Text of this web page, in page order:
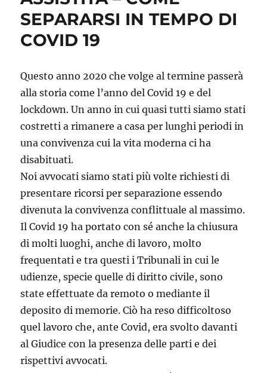
SEPARARSI IN TEMPO DI
COVID 19
Questo anno 2020 che volge al termine passerà
alla storia come l’anno del Covid 19 e del
lockdown. Un anno in cui quasi tutti siamo stati
costretti a rimanere a casa per lunghi periodi in
una convivenza cui la vita moderna ci ha
disabituati.
Noi avvocati siamo stati più volte richiesti di
presentare ricorsi per separazione essendo
divenuta la convivenza conflittuale al massimo.
Il Covid 19 ha portato con sé anche la chiusura
di molti luoghi, anche di lavoro, molto
frequentati e tra questi i Tribunali in cui le
udienze, specie quelle di diritto civile, sono
state effettuate da remoto o mediante il
deposito di memorie. Ciò ha reso difficoltoso
quel lavoro che, ante Covid, era svolto davanti
al Giudice con la presenza delle parti e dei
rispettivi avvocati.